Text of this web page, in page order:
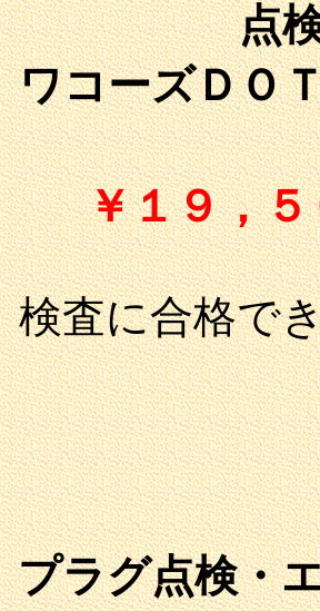
点
ワコーズＤＯ
￥１９，
検査に合格で
プラグ点検・